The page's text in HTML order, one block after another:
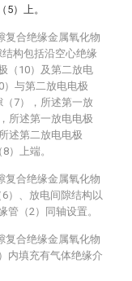
）上。
复合绝缘金属氧化物
构包括沿空心绝缘
（10）及第二放电
）与第二放电电极
（7），所述第一放
所述第一放电电极
述第二放电电极
）上端。
复合绝缘金属氧化物
）、放电间隙结构以
管（2）同轴设置。
复合绝缘金属氧化物
内填充有气体绝缘介